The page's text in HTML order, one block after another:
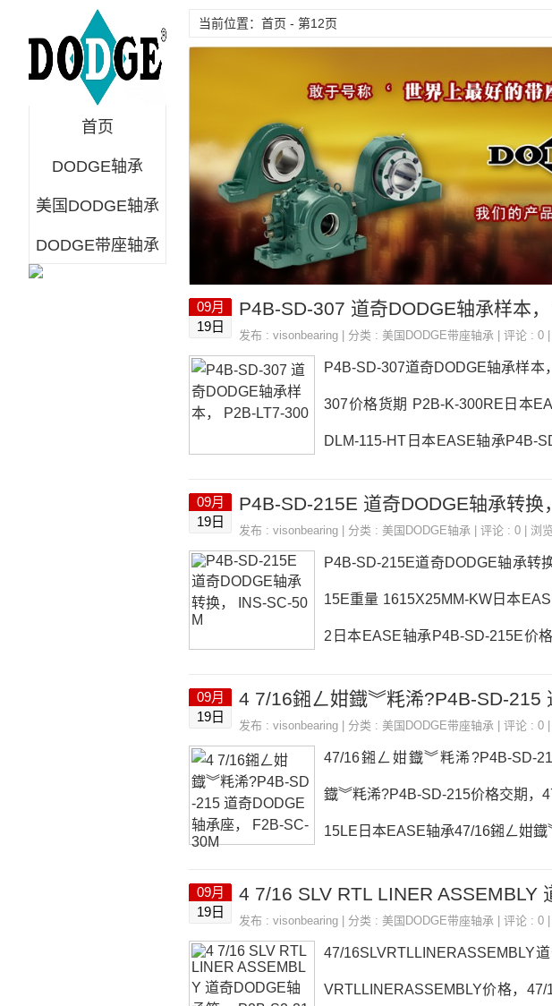
首页
DODGE轴承
美国DODGE轴承
DODGE带座轴承
当前位置：首页 - 第12页
09月
19日
P4B-SD-307 道奇DODGE轴承样本
发布 : visonbearing | 分类 : 美国DODGE带座轴承 | 评论 : 0
P4B-SD-307道奇DODGE轴承样
307价格货期 P2B-K-300RE日本
DLM-115-HT日本EASE轴承P4B-
-Z-XL 1R90X100X30，6916VV热
09月
19日
P4B-SD-215E 道奇DODGE轴承转换
发布 : visonbearing | 分类 : 美国DODGE轴承 | 评论 : 0 | 浏
P4B-SD-215E道奇DODGE轴承转
15E重量 1615X25MM-KW日本
2日本EASE轴承P4B-SD-215E价
X20-Z-XL 4T-15579X，6916DDU
09月
19日
发布 : visonbearing | 分类 : 美国DODGE带座轴承 | 评论 : 0
47/16鎺ㄥ姏鐡︾粍浠?P4B-SD-
鐡︾粍浠?P4B-SD-215价格交期，
15LE日本EASE轴承47/16鎺ㄥ姏
本EASE轴承47/16鎺ㄥ姏鐡︾粍浠
09月
19日
发布 : visonbearing | 分类 : 美国DODGE带座轴承 | 评论 : 0
47/16SLVRTLLINERASSEMBLY
VRTLLINERASSEMBLY价格，47/